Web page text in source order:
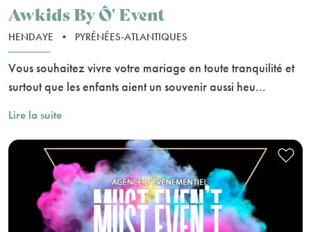
Awkids By Ô' Event
HENDAYE • PYRÉNÉES-ATLANTIQUES
Vous souhaitez vivre votre mariage en toute tranquilité et
surtout que les enfants aient un souvenir aussi heu...
Lire la suite